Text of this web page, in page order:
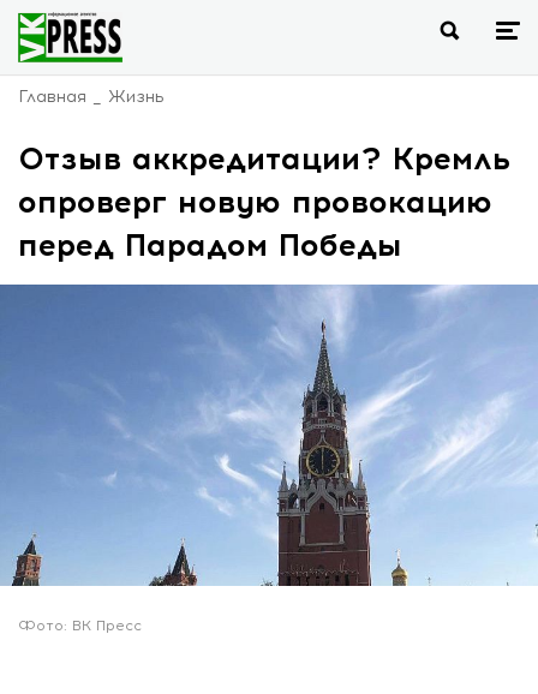
Главная Жизнь
Отзыв аккредитации? Кремль
опроверг новую провокацию
перед Парадом Победы
Фото: ВК Пресс